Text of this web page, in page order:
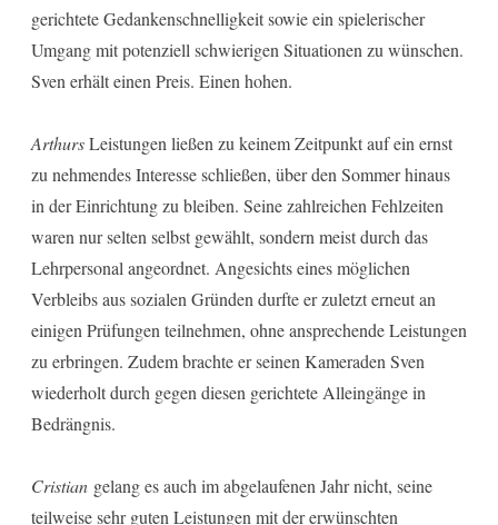
gerichtete Gedankenschnelligkeit sowie ein spielerischer
Umgang mit potenziell schwierigen Situationen zu wünschen.
Sven erhält einen Preis. Einen hohen.
ArthursLeistungen ließen zu keinem Zeitpunkt auf ein ernst
zu nehmendes Interesse schließen, über den Sommer hinaus
in der Einrichtung zu bleiben. Seine zahlreichen Fehlzeiten
waren nur selten selbst gewählt, sondern meist durch das
Lehrpersonal angeordnet. Angesichts eines möglichen
Verbleibs aus sozialen Gründen durfte er zuletzt erneut an
einigen Prüfungen teilnehmen, ohne ansprechende Leistungen
zu erbringen. Zudem brachte er seinen Kameraden Sven
wiederholt durch gegen diesen gerichtete Alleingänge in
Bedrängnis.
Cristian gelang es auch im abgelaufenen Jahr nicht, seine
teilweise sehr guten Leistungen mit der erwünschten